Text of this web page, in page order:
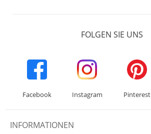
FOLGEN SIE UNS
Facebook Instagram Pinterest
INFORMATIONEN